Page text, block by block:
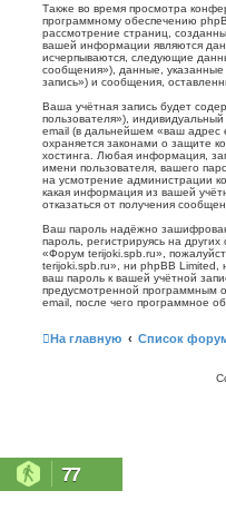
Также во время просмотра
программному обеспечению
рассмотрение страниц,
вашей информации являются
исчерпываются, следующие
сообщения»), данные,
запись») и сообщения,
Ваша учётная запись будет
пользователя»),
email (в дальнейшем «ваш
охраняется законами о защите
хостинга. Любая информация,
имени пользователя, вашего
на усмотрение администрации
какая информация из вашей
отказаться от получения
Ваш пароль надёжно
пароль, регистрируясь на
«Форум terijoki.spb.ru»,
terijoki.spb.ru», ни phpBB Limited,
ваш пароль к вашей учётной
предусмотренной программным
email, после чего программное
На главную Список
77